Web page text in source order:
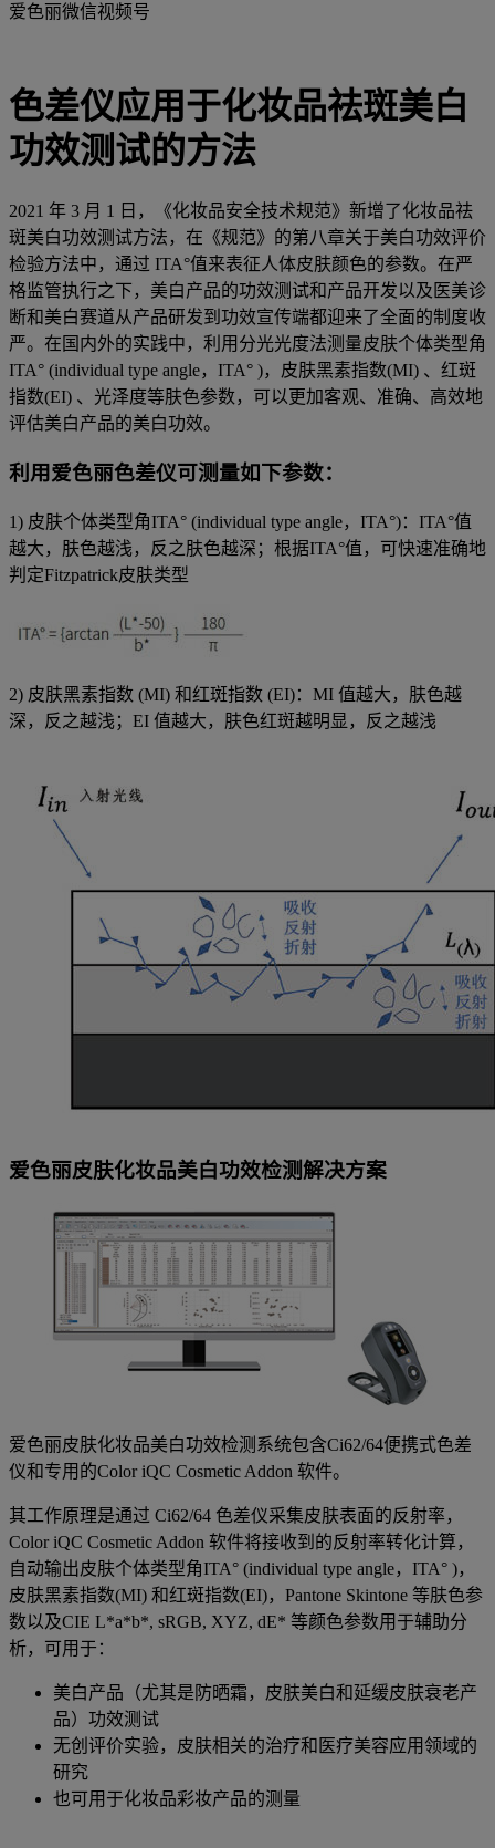
爱色丽微信视频号
色差仪应用于化妆品祛斑美白
功效测试的方法
2021 年 3 月 1 日，《化妆品安全技术规范》新增了化妆品祛
斑美白功效测试方法，在《规范》的第八章关于美白功效评价
检验方法中，通过 ITA°值来表征人体皮肤颜色的参数。在严
格监管执行之下，美白产品的功效测试和产品开发以及医美诊
断和美白赛道从产品研发到功效宣传端都迎来了全面的制度收
严。在国内外的实践中，利用分光光度法测量皮肤个体类型角
ITA° (individual type angle，ITA° )，皮肤黑素指数(MI) 、红斑
指数(EI) 、光泽度等肤色参数，可以更加客观、准确、高效地
评估美白产品的美白功效。
利用爱色丽色差仪可测量如下参数：
1) 皮肤个体类型角ITA° (individual type angle，ITA°)：ITA°值
越大，肤色越浅，反之肤色越深；根据ITA°值，可快速准确地
判定Fitzpatrick皮肤类型
2) 皮肤黑素指数 (MI) 和红斑指数 (EI)：MI 值越大，肤色越
深，反之越浅；EI 值越大，肤色红斑越明显，反之越浅
爱色丽皮肤化妆品美白功效检测解决方案
爱色丽皮肤化妆品美白功效检测系统包含Ci62/64便携式色差
仪和专用的Color iQC Cosmetic Addon 软件。
其工作原理是通过 Ci62/64 色差仪采集皮肤表面的反射率，
Color iQC Cosmetic Addon 软件将接收到的反射率转化计算，
自动输出皮肤个体类型角ITA° (individual type angle，ITA° )，
皮肤黑素指数(MI) 和红斑指数(EI)，Pantone Skintone 等肤色参
数以及CIE L*a*b*, sRGB, XYZ, dE* 等颜色参数用于辅助分
析，可用于：
美白产品（尤其是防晒霜，皮肤美白和延缓皮肤衰老产
品）功效测试
无创评价实验，皮肤相关的治疗和医疗美容应用领域的
研究
也可用于化妆品彩妆产品的测量